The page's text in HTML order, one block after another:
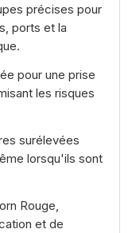
précises pour
ports et la
pour une prise
les risques
surélevées
lorsqu'ils sont
Rouge,
et de